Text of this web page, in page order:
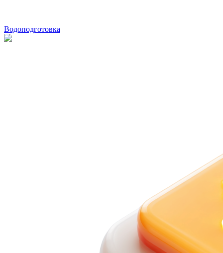
Водоподготовка